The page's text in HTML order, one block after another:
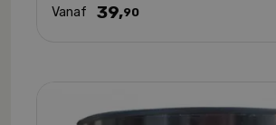
Vanaf 39,90